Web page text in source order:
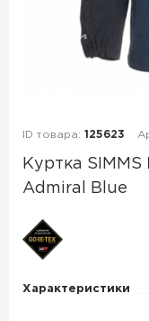
ID товара: 125623
Куртка SIMMS
Admiral Blue
Куртка
SIMMS
Jacket
Характеристики